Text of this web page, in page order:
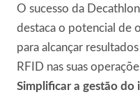
O sucesso da
destaca o potencial de
para alcançar
RFID nas suas
Simplificar a gestão do